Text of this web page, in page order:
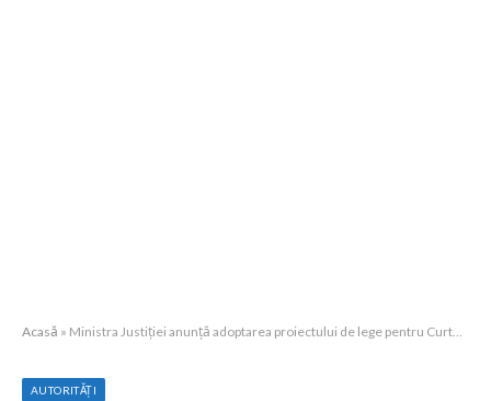
Acasă » Ministra Justiției anunță adoptarea proiectului de lege pentru Curtea Anticorupție la sfârșitul lunii martie
AUTORITĂȚI